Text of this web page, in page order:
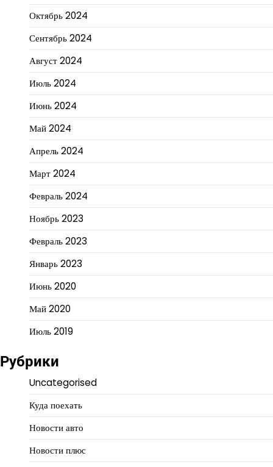
Октябрь 2024
Сентябрь 2024
Август 2024
Июль 2024
Июнь 2024
Май 2024
Апрель 2024
Март 2024
Февраль 2024
Ноябрь 2023
Февраль 2023
Январь 2023
Июнь 2020
Май 2020
Июль 2019
Рубрики
Uncategorised
Куда поехать
Новости авто
Новости плюс